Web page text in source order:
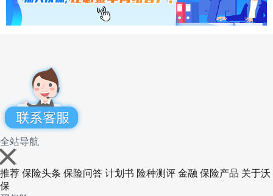
全站导航
推荐 保险头条 保险问答 计划书 险种测评 金融 保险产品 关于沃
保